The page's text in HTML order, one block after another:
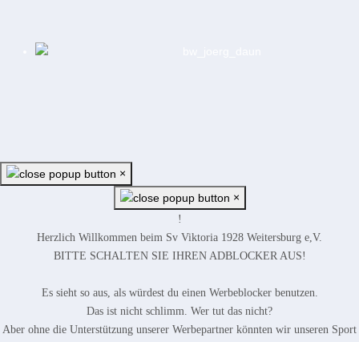
×
×
!
Herzlich Willkommen beim Sv Viktoria 1928 Weitersburg e,V.
BITTE SCHALTEN SIE IHREN ADBLOCKER AUS!
Es sieht so aus, als würdest du einen Werbeblocker benutzen.
Das ist nicht schlimm. Wer tut das nicht?
Aber ohne die Unterstützung unserer Werbepartner könnten wir unseren Sport